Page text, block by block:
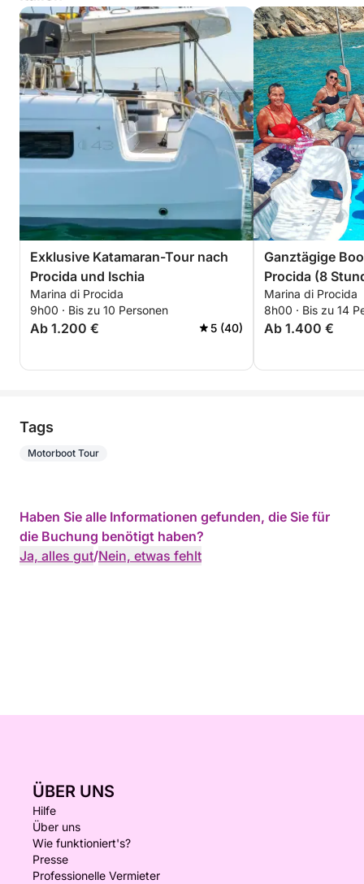
Exklusive Katamaran-Tour nach
Procida und Ischia
Marina di Procida
9h00 · Bis zu 10 Personen
Ab 1.200 € 5 (40)
Ganztägige
Procida (8
Corricella/
Acquamorta –
Marina di Procida
8h00 · Bis zu 14
Ab 1.400 €
Tags
Motorboot Tour
Haben Sie alle Informationen gefunden, die Sie für
die Buchung benötigt haben?
Ja, alles gut/Nein, etwas fehlt
ÜBER UNS
Hilfe
Über uns
Wie funktioniert's?
Presse
Professionelle Vermieter